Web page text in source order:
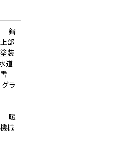
鋼
部
装
道
ラ
暖
械